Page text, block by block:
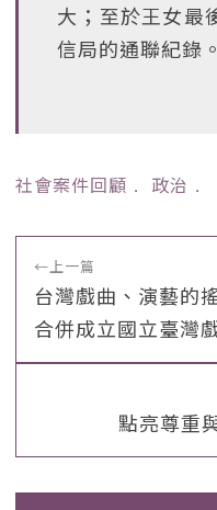
大；至於王女最
信局的通聯紀錄。
社會案件回顧 ﹒ 政治 ﹒
←上一篇
台灣戲曲、演藝的
合併成立國立臺灣
點亮尊重